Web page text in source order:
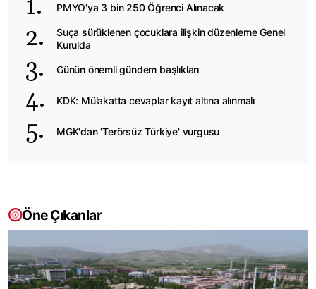
PMYO'ya 3 bin 250 Öğrenci Alınacak
Suça sürüklenen çocuklara ilişkin düzenleme Genel
Kurulda
Günün önemli gündem başlıkları
KDK: Mülakatta cevaplar kayıt altına alınmalı
MGK'dan 'Terörsüz Türkiye' vurgusu
Öne Çıkanlar